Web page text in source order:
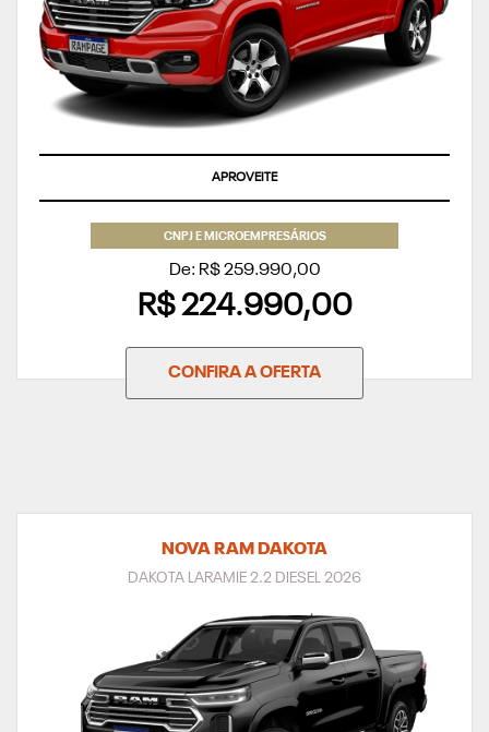
SUPERVALORIZAÇÃO DO SEU SEMINOVO OU TAXA ZERO
CNPJ E MICROEMPRESÁRIOS
De: R$ 259.990,00
R$ 224.990,00
CONFIRA A OFERTA
NOVA RAM DAKOTA
DAKOTA LARAMIE 2.2 DIESEL 2026